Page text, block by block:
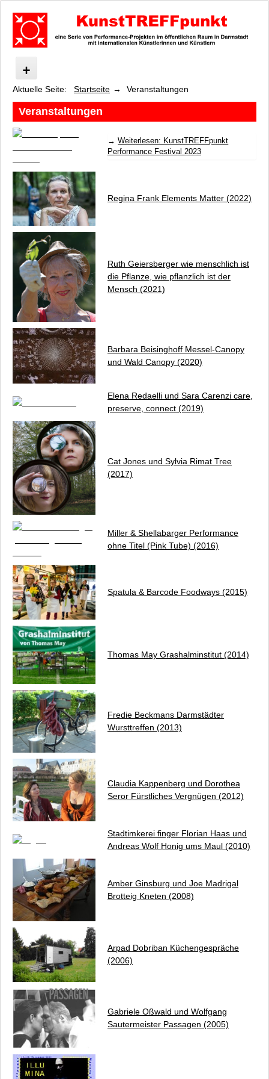
KunstTREFFpunkt
Was ist KunstTREFFpunkt?
Veranstaltungen
KunstTREFFpunkt Performance Festival 2023
Elements Matter
Messel-Canopy und Wald Canopy
care, preserve, connect
Tree
Pink Tube
Grashalminstitut
Foodways
Darmstädter Wursttreffen
Fürstliches Vergnügen
Honig ums Maul
Brotteig Kneten und Brotzeit
Küchengespräche
Passagen
Illumination
Trash Art
Zentrum für Performance Studien (ZPS)
Datenschutz
Impressum / Kontakt
Aktuelle Seite: Startseite Veranstaltungen
Veranstaltungen
Weiterlesen: KunstTREFFpunkt
Performance Festival 2023
Regina Frank Elements Matter (2022)
Ruth Geiersberger wie menschlich ist
die Pflanze, wie pflanzlich ist der
Mensch (2021)
Barbara Beisinghoff Messel-Canopy
und Wald Canopy (2020)
Elena Redaelli und Sara Carenzi care,
preserve, connect (2019)
Cat Jones und Sylvia Rimat Tree
(2017)
Miller & Shellabarger Performance
ohne Titel (Pink Tube) (2016)
Spatula & Barcode Foodways (2015)
Thomas May Grashalminstitut (2014)
Fredie Beckmans Darmstädter
Wursttreffen (2013)
Claudia Kappenberg und Dorothea
Seror Fürstliches Vergnügen (2012)
Stadtimkerei finger Florian Haas und
Andreas Wolf Honig ums Maul (2010)
Amber Ginsburg und Joe Madrigal
Brotteig Kneten (2008)
Arpad Dobriban Küchengespräche
(2006)
Gabriele Oßwald und Wolfgang
Sautermeister Passagen (2005)